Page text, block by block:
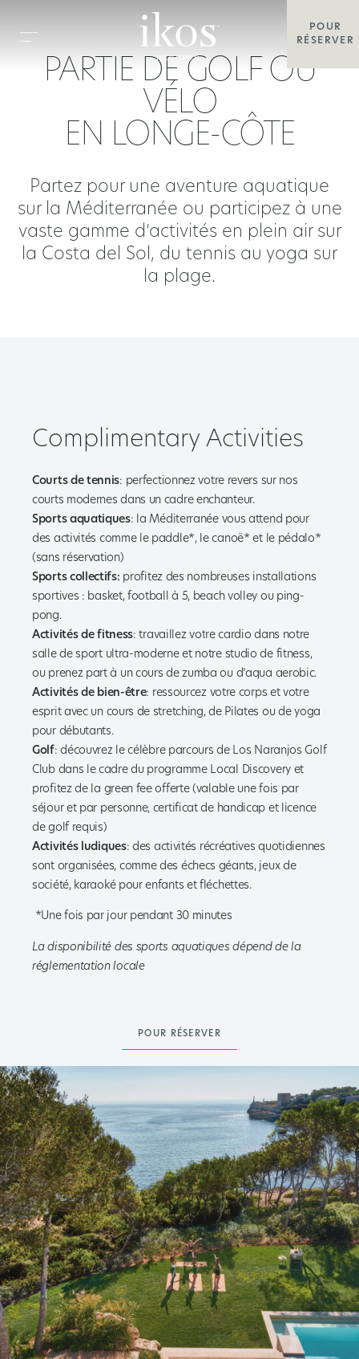
POUR
RÉSERVER
PARTIE DE GOLF OU
VÉLO
EN LONGE-CÔTE
Partez pour une aventure aquatique
sur la Méditerranée ou participez à une
vaste gamme d’activités en plein air sur
la Costa del Sol, du tennis au yoga sur
la plage.
Complimentary Activities
Courts de tennis: perfectionnez votre revers sur nos
courts modernes dans un cadre enchanteur.
Sports aquatiques: la Méditerranée vous attend pour
des activités comme le paddle*, le canoë* et le pédalo*
(sans réservation)
Sports collectifs: profitez des nombreuses installations
sportives : basket, football à 5, beach volley ou ping-
pong.
Activités de fitness: travaillez votre cardio dans notre
salle de sport ultra-moderne et notre studio de fitness,
ou prenez part à un cours de zumba ou d’aqua aerobic.
Activités de bien-être: ressourcez votre corps et votre
esprit avec un cours de stretching, de Pilates ou de yoga
pour débutants.
Golf: découvrez le célèbre parcours de Los Naranjos Golf
Club dans le cadre du programme Local Discovery et
profitez de la green fee offerte (valable une fois par
séjour et par personne, certificat de handicap et licence
de golf requis)
Activités ludiques: des activités récréatives quotidiennes
sont organisées, comme des échecs géants, jeux de
société, karaoké pour enfants et fléchettes.
*Une fois par jour pendant 30 minutes
La disponibilité des sports aquatiques dépend de la
réglementation locale
POUR RÉSERVER